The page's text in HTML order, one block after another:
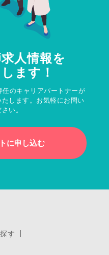
人情報を
ます！
のキャリアパートナーが
します。お気軽にお問い
い。
に申し込む
す